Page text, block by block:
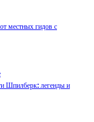
местных гидов с
Шпилберк: легенды и